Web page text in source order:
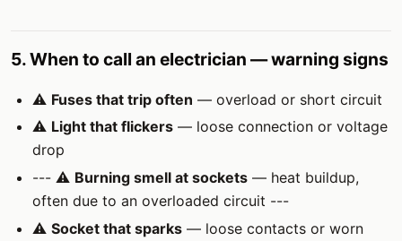
5. When to call an electrician — warning signs
⚠️ Fuses that trip often — overload or short circuit
⚠️ Light that flickers — loose connection or voltage
drop
--- ⚠️ Burning smell at sockets — heat buildup,
often due to an overloaded circuit ---
⚠️ Socket that sparks — loose contacts or worn